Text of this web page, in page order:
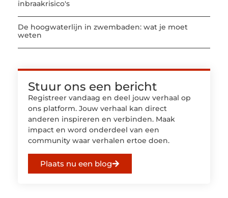
inbraakrisico's
De hoogwaterlijn in zwembaden: wat je moet
weten
Stuur ons een bericht
Registreer vandaag en deel jouw verhaal op
ons platform. Jouw verhaal kan direct
anderen inspireren en verbinden. Maak
impact en word onderdeel van een
community waar verhalen ertoe doen.
Plaats nu een blog